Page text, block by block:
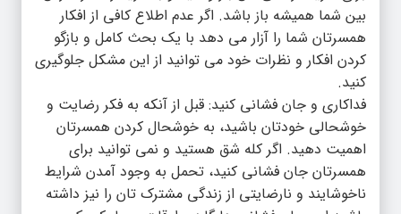
بین شما همیشه باز باشد. اگر عدم اطلاع کافی از افکار
همسرتان شما را آزار می دهد با یک بحث کامل و بازگو
کردن افکار و نظرات خود می توانید از این مشکل جلوگیری
کنید.
فداکاری و جان فشانی کنید: قبل از آنکه به فکر رضایت و
خوشحالی خودتان باشید، به خوشحال کردن همسرتان
اهمیت دهید. اگر کله شق هستید و نمی توانید برای
همسرتان جان فشانی کنید، تحمل به وجود آمدن شرایط
ناخوشایند و نارضایتی از زندگی مشترک تان را نیز داشته